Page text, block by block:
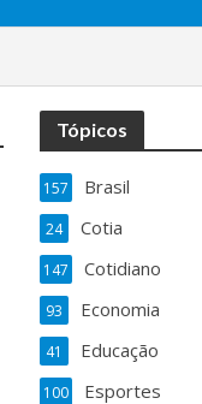
Tópicos
Brasil
157
Cotia
24
Cotidiano
147
Economia
93
Educação
41
Esportes
100